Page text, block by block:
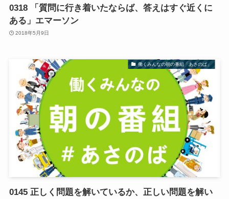
0318 「質問に行き着いたならば、答えはすぐ近くに
ある」エマーソン
2018年5月9日
働くみんなの朝の番組「あさのば」
0145 正しく問題を解いているか、正しい問題を解い